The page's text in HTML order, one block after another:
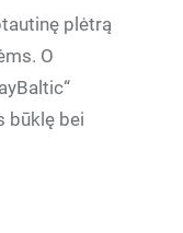
plėtrą
O
būklę bei